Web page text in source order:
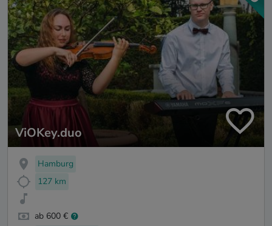
ViOKey.duo
Hamburg
127 km
ab 600 €